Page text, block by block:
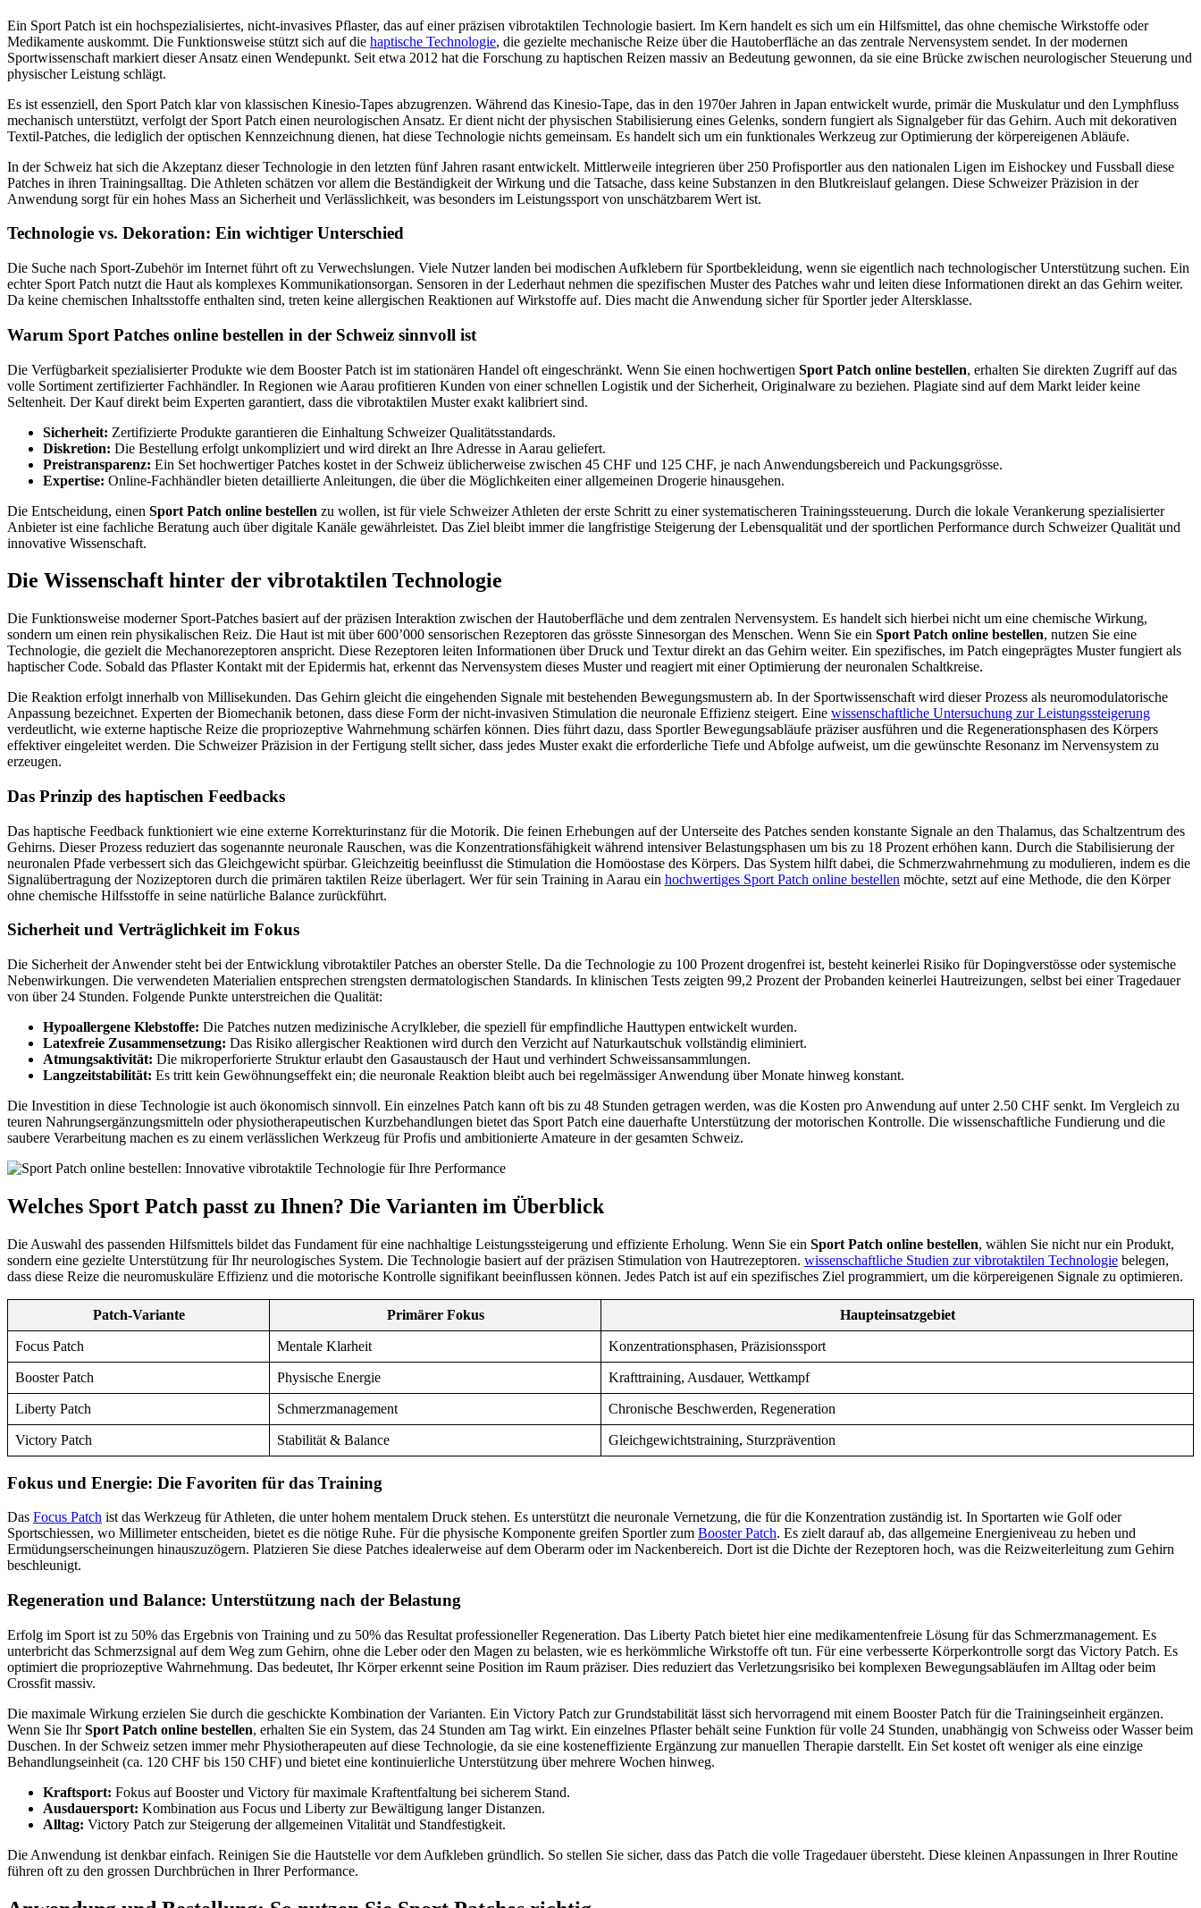
Ein Sport Patch ist ein hochspezialisiertes, nicht-invasives Pflaster, das auf einer präzisen vibrotaktilen Technologie basiert. Im Kern handelt es sich um ein Hilfsmittel, das ohne chemische Wirkstoffe oder
Medikamente auskommt. Die Funktionsweise stützt sich auf die haptische Technologie, die gezielte mechanische Reize über die Hautoberfläche an das zentrale Nervensystem sendet. In der modernen
Sportwissenschaft markiert dieser Ansatz einen Wendepunkt. Seit etwa 2012 hat die Forschung zu haptischen Reizen massiv an Bedeutung gewonnen, da sie eine Brücke zwischen neurologischer Steuerung und
physischer Leistung schlägt.
Es ist essenziell, den Sport Patch klar von klassischen Kinesio-Tapes abzugrenzen. Während das Kinesio-Tape, das in den 1970er Jahren in Japan entwickelt wurde, primär die Muskulatur und den Lymphfluss
mechanisch unterstützt, verfolgt der Sport Patch einen neurologischen Ansatz. Er dient nicht der physischen Stabilisierung eines Gelenks, sondern fungiert als Signalgeber für das Gehirn. Auch mit dekorativen
Textil-Patches, die lediglich der optischen Kennzeichnung dienen, hat diese Technologie nichts gemeinsam. Es handelt sich um ein funktionales Werkzeug zur Optimierung der körpereigenen Abläufe.
In der Schweiz hat sich die Akzeptanz dieser Technologie in den letzten fünf Jahren rasant entwickelt. Mittlerweile integrieren über 250 Profisportler aus den nationalen Ligen im Eishockey und Fussball diese
Patches in ihren Trainingsalltag. Die Athleten schätzen vor allem die Beständigkeit der Wirkung und die Tatsache, dass keine Substanzen in den Blutkreislauf gelangen. Diese Schweizer Präzision in der
Anwendung sorgt für ein hohes Mass an Sicherheit und Verlässlichkeit, was besonders im Leistungssport von unschätzbarem Wert ist.
Technologie vs. Dekoration: Ein wichtiger Unterschied
Die Suche nach Sport-Zubehör im Internet führt oft zu Verwechslungen. Viele Nutzer landen bei modischen Aufklebern für Sportbekleidung, wenn sie eigentlich nach technologischer Unterstützung suchen. Ein
echter Sport Patch nutzt die Haut als komplexes Kommunikationsorgan. Sensoren in der Lederhaut nehmen die spezifischen Muster des Patches wahr und leiten diese Informationen direkt an das Gehirn weiter.
Da keine chemischen Inhaltsstoffe enthalten sind, treten keine allergischen Reaktionen auf Wirkstoffe auf. Dies macht die Anwendung sicher für Sportler jeder Altersklasse.
Warum Sport Patches online bestellen in der Schweiz sinnvoll ist
Die Verfügbarkeit spezialisierter Produkte wie dem Booster Patch ist im stationären Handel oft eingeschränkt. Wenn Sie einen hochwertigen Sport Patch online bestellen, erhalten Sie direkten Zugriff auf das
volle Sortiment zertifizierter Fachhändler. In Regionen wie Aarau profitieren Kunden von einer schnellen Logistik und der Sicherheit, Originalware zu beziehen. Plagiate sind auf dem Markt leider keine
Seltenheit. Der Kauf direkt beim Experten garantiert, dass die vibrotaktilen Muster exakt kalibriert sind.
Sicherheit: Zertifizierte Produkte garantieren die Einhaltung Schweizer Qualitätsstandards.
Diskretion: Die Bestellung erfolgt unkompliziert und wird direkt an Ihre Adresse in Aarau geliefert.
Preistransparenz: Ein Set hochwertiger Patches kostet in der Schweiz üblicherweise zwischen 45 CHF und 125 CHF, je nach Anwendungsbereich und Packungsgrösse.
Expertise: Online-Fachhändler bieten detaillierte Anleitungen, die über die Möglichkeiten einer allgemeinen Drogerie hinausgehen.
Die Entscheidung, einen Sport Patch online bestellen zu wollen, ist für viele Schweizer Athleten der erste Schritt zu einer systematischeren Trainingssteuerung. Durch die lokale Verankerung spezialisierter
Anbieter ist eine fachliche Beratung auch über digitale Kanäle gewährleistet. Das Ziel bleibt immer die langfristige Steigerung der Lebensqualität und der sportlichen Performance durch Schweizer Qualität und
innovative Wissenschaft.
Die Wissenschaft hinter der vibrotaktilen Technologie
Die Funktionsweise moderner Sport-Patches basiert auf der präzisen Interaktion zwischen der Hautoberfläche und dem zentralen Nervensystem. Es handelt sich hierbei nicht um eine chemische Wirkung,
sondern um einen rein physikalischen Reiz. Die Haut ist mit über 600’000 sensorischen Rezeptoren das grösste Sinnesorgan des Menschen. Wenn Sie ein Sport Patch online bestellen, nutzen Sie eine
Technologie, die gezielt die Mechanorezeptoren anspricht. Diese Rezeptoren leiten Informationen über Druck und Textur direkt an das Gehirn weiter. Ein spezifisches, im Patch eingeprägtes Muster fungiert als
haptischer Code. Sobald das Pflaster Kontakt mit der Epidermis hat, erkennt das Nervensystem dieses Muster und reagiert mit einer Optimierung der neuronalen Schaltkreise.
Die Reaktion erfolgt innerhalb von Millisekunden. Das Gehirn gleicht die eingehenden Signale mit bestehenden Bewegungsmustern ab. In der Sportwissenschaft wird dieser Prozess als neuromodulatorische
Anpassung bezeichnet. Experten der Biomechanik betonen, dass diese Form der nicht-invasiven Stimulation die neuronale Effizienz steigert. Eine wissenschaftliche Untersuchung zur Leistungssteigerung
verdeutlicht, wie externe haptische Reize die propriozeptive Wahrnehmung schärfen können. Dies führt dazu, dass Sportler Bewegungsabläufe präziser ausführen und die Regenerationsphasen des Körpers
effektiver eingeleitet werden. Die Schweizer Präzision in der Fertigung stellt sicher, dass jedes Muster exakt die erforderliche Tiefe und Abfolge aufweist, um die gewünschte Resonanz im Nervensystem zu
erzeugen.
Das Prinzip des haptischen Feedbacks
Das haptische Feedback funktioniert wie eine externe Korrekturinstanz für die Motorik. Die feinen Erhebungen auf der Unterseite des Patches senden konstante Signale an den Thalamus, das Schaltzentrum des
Gehirns. Dieser Prozess reduziert das sogenannte neuronale Rauschen, was die Konzentrationsfähigkeit während intensiver Belastungsphasen um bis zu 18 Prozent erhöhen kann. Durch die Stabilisierung der
neuronalen Pfade verbessert sich das Gleichgewicht spürbar. Gleichzeitig beeinflusst die Stimulation die Homöostase des Körpers. Das System hilft dabei, die Schmerzwahrnehmung zu modulieren, indem es die
Signalübertragung der Nozizeptoren durch die primären taktilen Reize überlagert. Wer für sein Training in Aarau ein hochwertiges Sport Patch online bestellen möchte, setzt auf eine Methode, die den Körper
ohne chemische Hilfsstoffe in seine natürliche Balance zurückführt.
Sicherheit und Verträglichkeit im Fokus
Die Sicherheit der Anwender steht bei der Entwicklung vibrotaktiler Patches an oberster Stelle. Da die Technologie zu 100 Prozent drogenfrei ist, besteht keinerlei Risiko für Dopingverstösse oder systemische
Nebenwirkungen. Die verwendeten Materialien entsprechen strengsten dermatologischen Standards. In klinischen Tests zeigten 99,2 Prozent der Probanden keinerlei Hautreizungen, selbst bei einer Tragedauer
von über 24 Stunden. Folgende Punkte unterstreichen die Qualität:
Hypoallergene Klebstoffe: Die Patches nutzen medizinische Acrylkleber, die speziell für empfindliche Hauttypen entwickelt wurden.
Latexfreie Zusammensetzung: Das Risiko allergischer Reaktionen wird durch den Verzicht auf Naturkautschuk vollständig eliminiert.
Atmungsaktivität: Die mikroperforierte Struktur erlaubt den Gasaustausch der Haut und verhindert Schweissansammlungen.
Langzeitstabilität: Es tritt kein Gewöhnungseffekt ein; die neuronale Reaktion bleibt auch bei regelmässiger Anwendung über Monate hinweg konstant.
Die Investition in diese Technologie ist auch ökonomisch sinnvoll. Ein einzelnes Patch kann oft bis zu 48 Stunden getragen werden, was die Kosten pro Anwendung auf unter 2.50 CHF senkt. Im Vergleich zu
teuren Nahrungsergänzungsmitteln oder physiotherapeutischen Kurzbehandlungen bietet das Sport Patch eine dauerhafte Unterstützung der motorischen Kontrolle. Die wissenschaftliche Fundierung und die
saubere Verarbeitung machen es zu einem verlässlichen Werkzeug für Profis und ambitionierte Amateure in der gesamten Schweiz.
Welches Sport Patch passt zu Ihnen? Die Varianten im Überblick
Die Auswahl des passenden Hilfsmittels bildet das Fundament für eine nachhaltige Leistungssteigerung und effiziente Erholung. Wenn Sie ein Sport Patch online bestellen, wählen Sie nicht nur ein Produkt,
sondern eine gezielte Unterstützung für Ihr neurologisches System. Die Technologie basiert auf der präzisen Stimulation von Hautrezeptoren. wissenschaftliche Studien zur vibrotaktilen Technologie belegen,
dass diese Reize die neuromuskuläre Effizienz und die motorische Kontrolle signifikant beeinflussen können. Jedes Patch ist auf ein spezifisches Ziel programmiert, um die körpereigenen Signale zu optimieren.
Patch-Variante Primärer Fokus Haupteinsatzgebiet
Focus Patch Mentale Klarheit Konzentrationsphasen, Präzisionssport
Booster Patch Physische Energie Krafttraining, Ausdauer, Wettkampf
Liberty Patch Schmerzmanagement Chronische Beschwerden, Regeneration
Victory Patch Stabilität & Balance Gleichgewichtstraining, Sturzprävention
Fokus und Energie: Die Favoriten für das Training
Das Focus Patch ist das Werkzeug für Athleten, die unter hohem mentalem Druck stehen. Es unterstützt die neuronale Vernetzung, die für die Konzentration zuständig ist. In Sportarten wie Golf oder
Sportschiessen, wo Millimeter entscheiden, bietet es die nötige Ruhe. Für die physische Komponente greifen Sportler zum Booster Patch. Es zielt darauf ab, das allgemeine Energieniveau zu heben und
Ermüdungserscheinungen hinauszuzögern. Platzieren Sie diese Patches idealerweise auf dem Oberarm oder im Nackenbereich. Dort ist die Dichte der Rezeptoren hoch, was die Reizweiterleitung zum Gehirn
beschleunigt.
Regeneration und Balance: Unterstützung nach der Belastung
Erfolg im Sport ist zu 50% das Ergebnis von Training und zu 50% das Resultat professioneller Regeneration. Das Liberty Patch bietet hier eine medikamentenfreie Lösung für das Schmerzmanagement. Es
unterbricht das Schmerzsignal auf dem Weg zum Gehirn, ohne die Leber oder den Magen zu belasten, wie es herkömmliche Wirkstoffe oft tun. Für eine verbesserte Körperkontrolle sorgt das Victory Patch. Es
optimiert die propriozeptive Wahrnehmung. Das bedeutet, Ihr Körper erkennt seine Position im Raum präziser. Dies reduziert das Verletzungsrisiko bei komplexen Bewegungsabläufen im Alltag oder beim
Crossfit massiv.
Die maximale Wirkung erzielen Sie durch die geschickte Kombination der Varianten. Ein Victory Patch zur Grundstabilität lässt sich hervorragend mit einem Booster Patch für die Trainingseinheit ergänzen.
Wenn Sie IhrSport Patch online bestellen, erhalten Sie ein System, das 24 Stunden am Tag wirkt. Ein einzelnes Pflaster behält seine Funktion für volle 24 Stunden, unabhängig von Schweiss oder Wasser beim
Duschen. In der Schweiz setzen immer mehr Physiotherapeuten auf diese Technologie, da sie eine kosteneffiziente Ergänzung zur manuellen Therapie darstellt. Ein Set kostet oft weniger als eine einzige
Behandlungseinheit (ca. 120 CHF bis 150 CHF) und bietet eine kontinuierliche Unterstützung über mehrere Wochen hinweg.
Kraftsport: Fokus auf Booster und Victory für maximale Kraftentfaltung bei sicherem Stand.
Ausdauersport: Kombination aus Focus und Liberty zur Bewältigung langer Distanzen.
Alltag: Victory Patch zur Steigerung der allgemeinen Vitalität und Standfestigkeit.
Die Anwendung ist denkbar einfach. Reinigen Sie die Hautstelle vor dem Aufkleben gründlich. So stellen Sie sicher, dass das Patch die volle Tragedauer übersteht. Diese kleinen Anpassungen in Ihrer Routine
führen oft zu den grossen Durchbrüchen in Ihrer Performance.